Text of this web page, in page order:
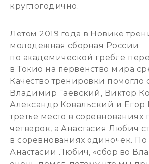
круглогодично.
Летом 2019 года в Новике
молодежная сборная России
по академической гребле
в Токио на первенство мира
Качество тренировки помогло
Владимир Гаевский, Виктор
Александр Ковальский и Егор
третье место в соревнованиях
четверок, а Анастасия Любич
в соревнованиях одиночек. По
Анастасии Любич, «сбор во